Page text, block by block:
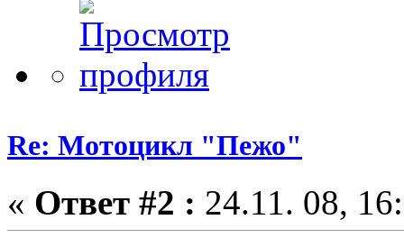
Re: Мотоцикл "Пежо"
« Ответ #2 : 24.11. 08,